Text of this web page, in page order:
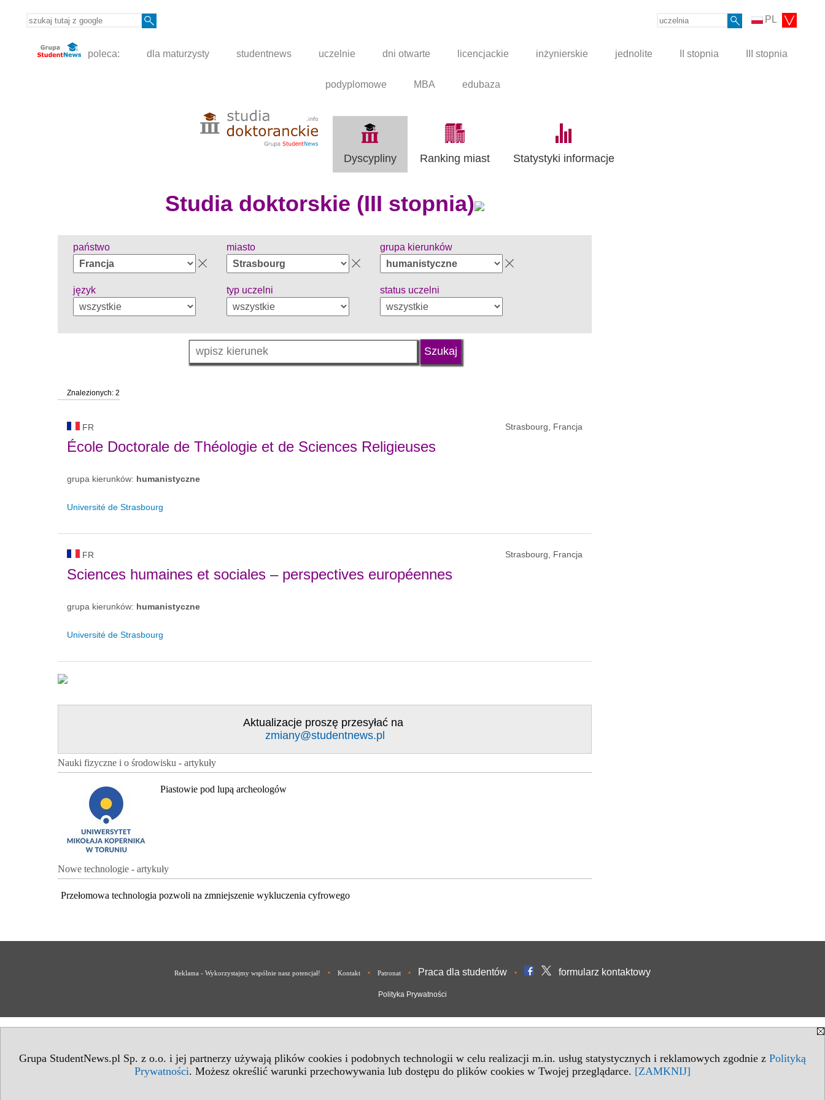
Grupa StudentNews.pl Sp. z o.o. i jej partnerzy używają plików cookies i podobnych technologii w celu realizacji m.in. usług statystycznych i reklamowych zgodnie z Polityką
Prywatności. Możesz określić warunki przechowywania lub dostępu do plików cookies w Twojej przeglądarce. [ZAMKNIJ]
PL
poleca: dla maturzysty studentnews uczelnie dni otwarte licencjackie inżynierskie jednolite II stopnia III stopnia
podyplomowe MBA edubaza
Dyscypliny Ranking miast Statystyki informacje
Studia doktorskie (III stopnia)
państwo miasto grupa kierunków
język typ uczelni status uczelni
Znalezionych: 2
FR Strasbourg, Francja
École Doctorale de Théologie et de Sciences Religieuses
grupa kierunków: humanistyczne
Université de Strasbourg
FR Strasbourg, Francja
Sciences humaines et sociales – perspectives européennes
grupa kierunków: humanistyczne
Université de Strasbourg
Aktualizacje proszę przesyłać na
zmiany@studentnews.pl
Nauki fizyczne i o środowisku - artykuły
Piastowie pod lupą archeologów
Nowe technologie - artykuły
Przełomowa technologia pozwoli na zmniejszenie wykluczenia cyfrowego
Reklama - Wykorzystajmy wspólnie nasz potencjał! • Kontakt • Patronat • Praca dla studentów • formularz kontaktowy
Polityka Prywatności